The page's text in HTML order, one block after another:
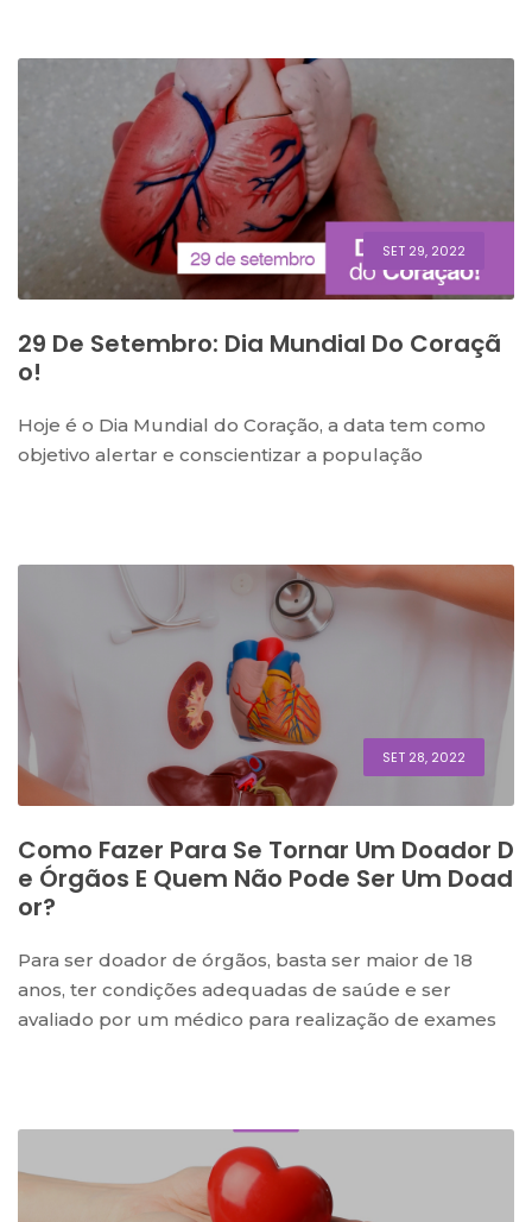
SET 29, 2022
29 De Setembro: Dia Mundial Do Coraçã
O!
Hoje é o Dia Mundial do Coração, a data tem como
objetivo alertar e conscientizar a população
SET 28, 2022
Como Fazer Para Se Tornar Um Doador D
E Órgãos E Quem Não Pode Ser Um Doad
Or?
Para ser doador de órgãos, basta ser maior de 18
anos, ter condições adequadas de saúde e ser
avaliado por um médico para realização de exames